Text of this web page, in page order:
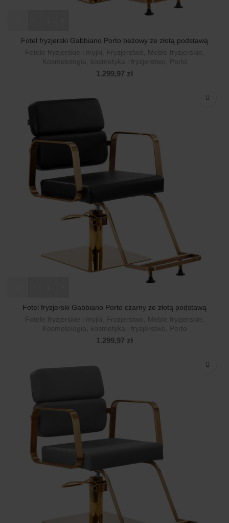
ilość Fotel fryzjerski Gabbiano Porto beżowy ze złotą
Fotel fryzjerski Gabbiano Porto beżowy ze złotą podstawą
Fotele fryzjerskie i myjki
Fryzjerstwo Meble fryzjerskie
Kosmetologia, kosmetyka i fryzjerstwo
Porto
1.299,97 zł
ilość Fotel fryzjerski Gabbiano Porto czarny ze złotą podstawą
Fotel fryzjerski Gabbiano Porto czarny ze złotą podstawą
Fotele fryzjerskie i myjki
Fryzjerstwo Meble fryzjerskie
Kosmetologia, kosmetyka i fryzjerstwo
Porto
1.299,97 zł